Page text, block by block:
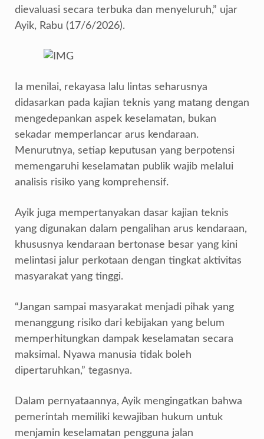
dievaluasi secara terbuka dan menyeluruh,” ujar
Ayik, Rabu (17/6/2026).
Ia menilai, rekayasa lalu lintas seharusnya
didasarkan pada kajian teknis yang matang dengan
mengedepankan aspek keselamatan, bukan
sekadar memperlancar arus kendaraan.
Menurutnya, setiap keputusan yang berpotensi
memengaruhi keselamatan publik wajib melalui
analisis risiko yang komprehensif.
Ayik juga mempertanyakan dasar kajian teknis
yang digunakan dalam pengalihan arus kendaraan,
khususnya kendaraan bertonase besar yang kini
melintasi jalur perkotaan dengan tingkat aktivitas
masyarakat yang tinggi.
“Jangan sampai masyarakat menjadi pihak yang
menanggung risiko dari kebijakan yang belum
memperhitungkan dampak keselamatan secara
maksimal. Nyawa manusia tidak boleh
dipertaruhkan,” tegasnya.
Dalam pernyataannya, Ayik mengingatkan bahwa
pemerintah memiliki kewajiban hukum untuk
menjamin keselamatan pengguna jalan